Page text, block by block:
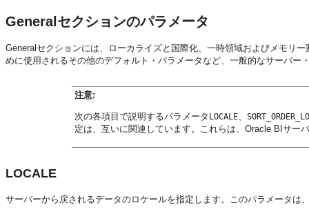
Generalセクションのパラメータ
Generalセクションには、ローカライズと国際化、一時領域およびメモリー
めに使用されるその他のデフォルト・パラメータなど、一般的なサーバー
注意:
次の各項目で説明するパラメータ LOCALE、
定は、互いに関連しています。これらは、 Oracle BIサー
LOCALE
サーバーから戻されるデータのロケールを指定します。このパラメータは